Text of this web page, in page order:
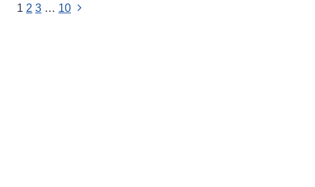
Seitennavigation
1 2 3 … 10 Nächste